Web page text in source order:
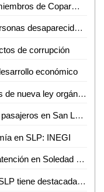
Alcalde de Matehuala se reúne con miembros de Coparmex
Avanzan los análisis de restos de personas desaparecidas en SLP: Ángel Santiago
de corrupción
económico
Analizan en comisiones las iniciativas de nueva ley orgánica del poder legislativo y del reglamento para el gobierno interior del Congreso del Estado
KCSM podría implementar trenes de pasajeros en San Luis Potosí: SICT
en SLP: INEGI
Apertura Interapas nueva oficina de atención en Soledad de Graciano Sánchez
En reunión Nacional de Secretarios, SLP tiene destacada participación